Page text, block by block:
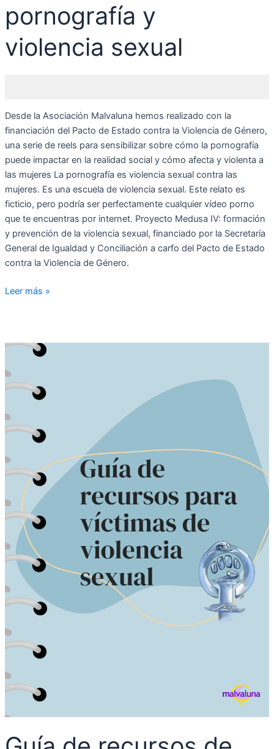
pornografía y
violencia sexual
Desde la Asociación Malvaluna hemos realizado con la
financiación del Pacto de Estado contra la Violencia de Género,
una serie de reels para sensibilizar sobre cómo la pornografía
puede impactar en la realidad social y cómo afecta y violenta a
las mujeres La pornografía es violencia sexual contra las
mujeres. Es una escuela de violencia sexual. Este relato es
ficticio, pero podría ser perfectamente cualquier vídeo porno
que te encuentras por internet. Proyecto Medusa IV: formación
y prevención de la violencia sexual, financiado por la Secretaría
General de Igualdad y Conciliación a carfo del Pacto de Estado
contra la Violencia de Género.
Leer más »
Guía
recursos
de
sexual